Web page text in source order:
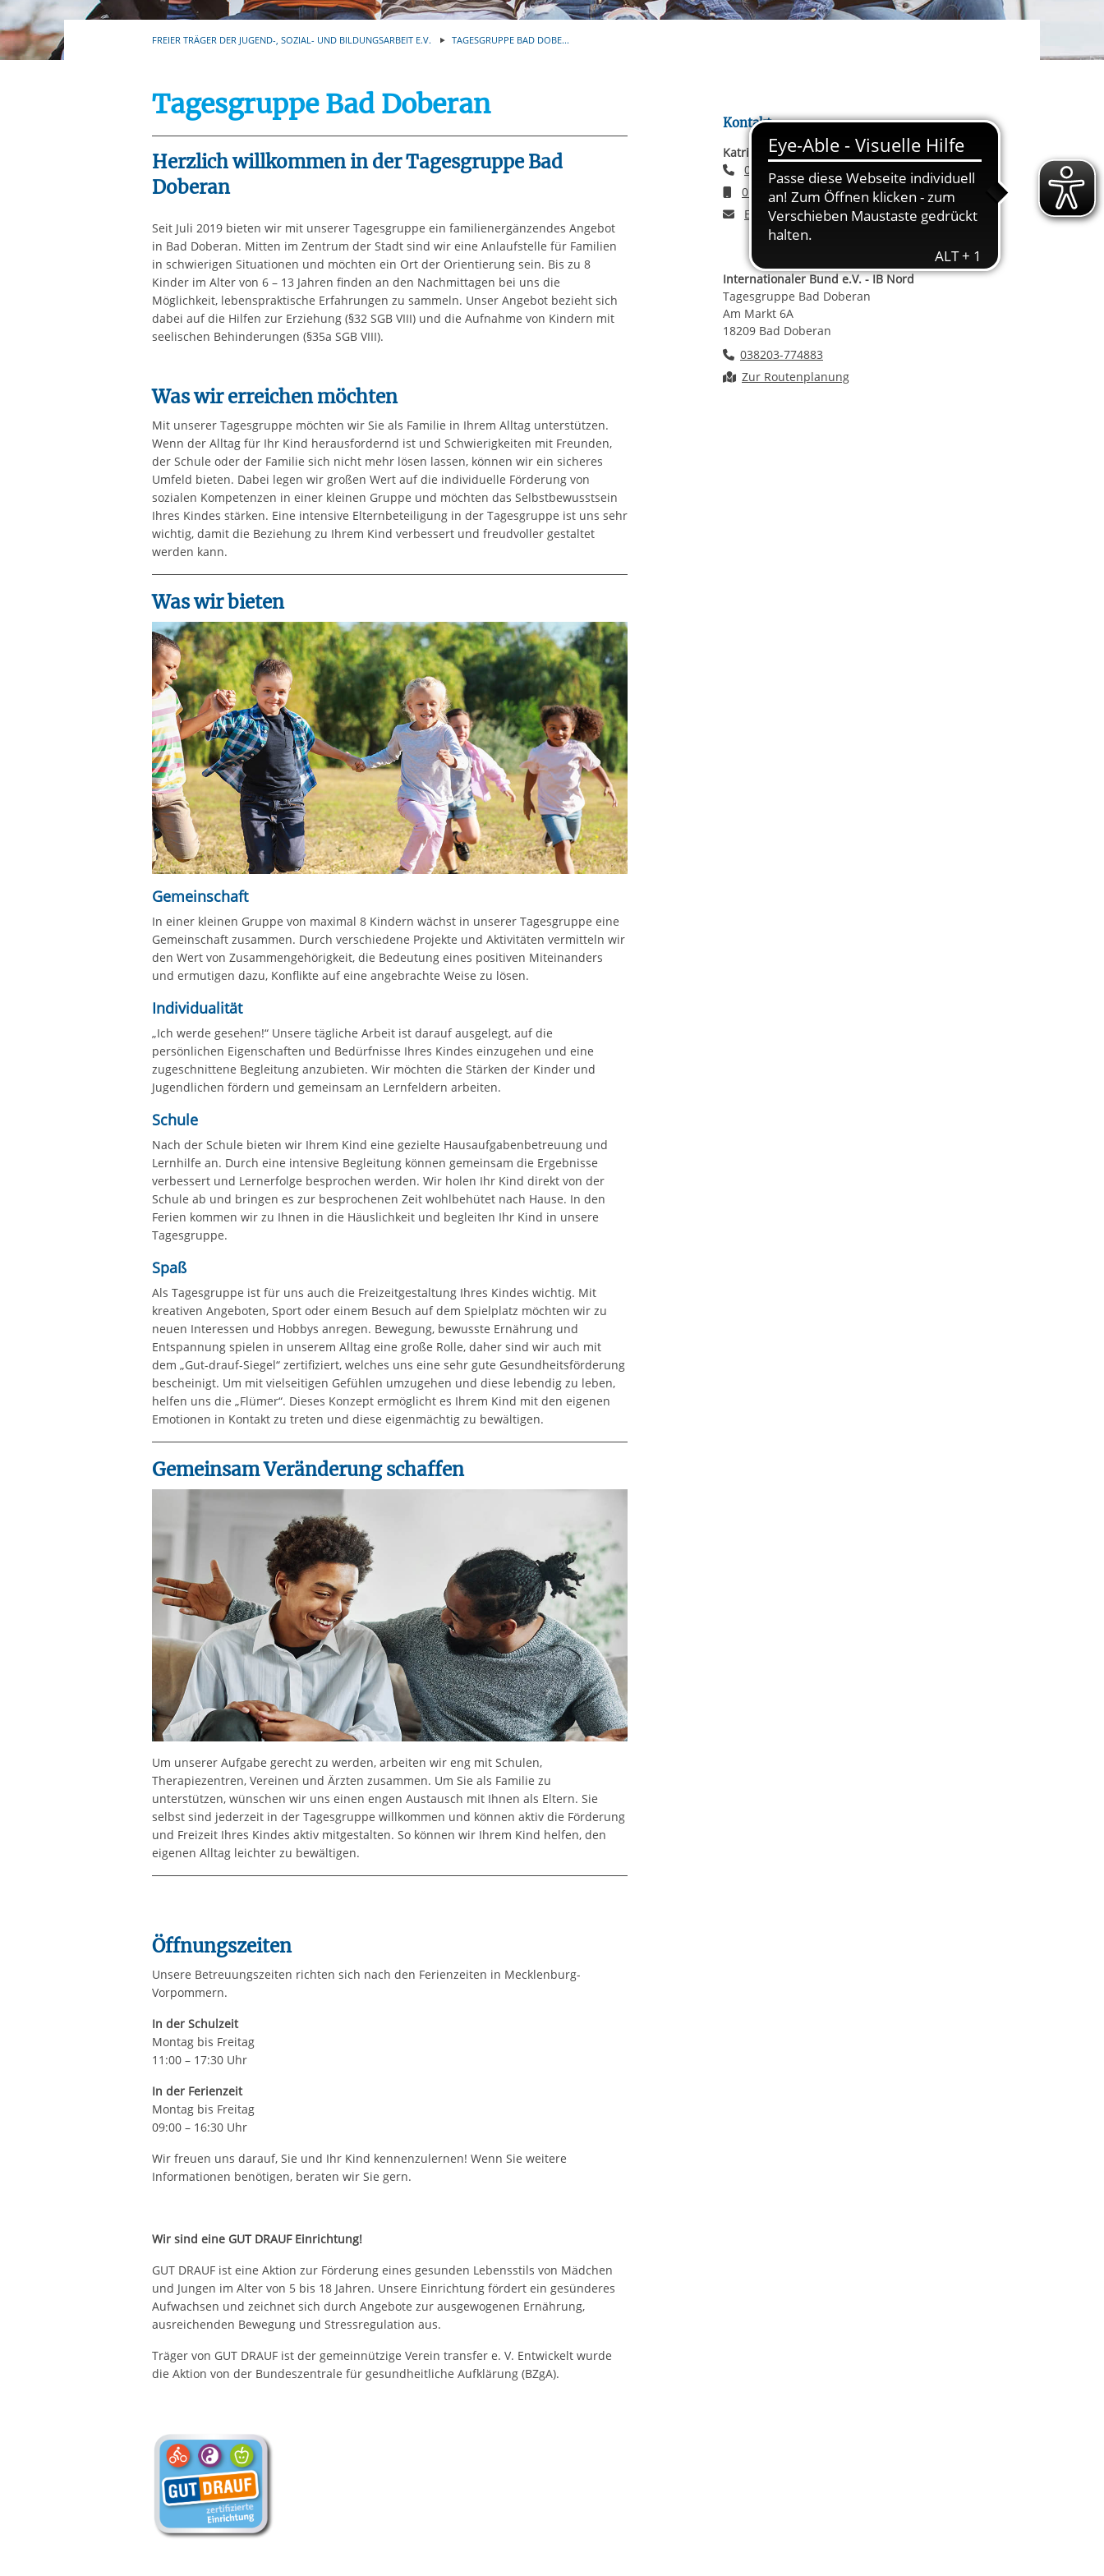
Ihre etwaige Einwilligung erstreckt sich nicht auf notwendige Cookies, die erforderlich zur Bereitstellung
aufgrund berechtigter Interessen und daher unabhängig von einer Einwilligung.
Automatische Wiedergabe starten/stoppen
FREIER TRÄGER DER JUGEND-, SOZIAL- UND BILDUNGSARBEIT E.V. TAGESGRUPPE BAD DOBE...
Tagesgruppe Bad Doberan
Herzlich willkommen in der Tagesgruppe Bad
Doberan
Seit Juli 2019 bieten wir mit unserer Tagesgruppe ein familienergänzendes Angebot
in Bad Doberan. Mitten im Zentrum der Stadt sind wir eine Anlaufstelle für Familien
in schwierigen Situationen und möchten ein Ort der Orientierung sein. Bis zu 8
Kinder im Alter von 6 – 13 Jahren finden an den Nachmittagen bei uns die
Möglichkeit, lebenspraktische Erfahrungen zu sammeln. Unser Angebot bezieht sich
dabei auf die Hilfen zur Erziehung (§32 SGB VIII) und die Aufnahme von Kindern mit
seelischen Behinderungen (§35a SGB VIII).
Was wir erreichen möchten
Mit unserer Tagesgruppe möchten wir Sie als Familie in Ihrem Alltag unterstützen.
Wenn der Alltag für Ihr Kind herausfordernd ist und Schwierigkeiten mit Freunden,
der Schule oder der Familie sich nicht mehr lösen lassen, können wir ein sicheres
Umfeld bieten. Dabei legen wir großen Wert auf die individuelle Förderung von
sozialen Kompetenzen in einer kleinen Gruppe und möchten das Selbstbewusstsein
Ihres Kindes stärken. Eine intensive Elternbeteiligung in der Tagesgruppe ist uns sehr
wichtig, damit die Beziehung zu Ihrem Kind verbessert und freudvoller gestaltet
werden kann.
Was wir bieten
Gemeinschaft
In einer kleinen Gruppe von maximal 8 Kindern wächst in unserer Tagesgruppe eine
Gemeinschaft zusammen. Durch verschiedene Projekte und Aktivitäten vermitteln wir
den Wert von Zusammengehörigkeit, die Bedeutung eines positiven Miteinanders
und ermutigen dazu, Konflikte auf eine angebrachte Weise zu lösen.
Individualität
„Ich werde gesehen!“ Unsere tägliche Arbeit ist darauf ausgelegt, auf die
persönlichen Eigenschaften und Bedürfnisse Ihres Kindes einzugehen und eine
zugeschnittene Begleitung anzubieten. Wir möchten die Stärken der Kinder und
Jugendlichen fördern und gemeinsam an Lernfeldern arbeiten.
Schule
Nach der Schule bieten wir Ihrem Kind eine gezielte Hausaufgabenbetreuung und
Lernhilfe an. Durch eine intensive Begleitung können gemeinsam die Ergebnisse
verbessert und Lernerfolge besprochen werden. Wir holen Ihr Kind direkt von der
Schule ab und bringen es zur besprochenen Zeit wohlbehütet nach Hause. In den
Ferien kommen wir zu Ihnen in die Häuslichkeit und begleiten Ihr Kind in unsere
Tagesgruppe.
Spaß
Als Tagesgruppe ist für uns auch die Freizeitgestaltung Ihres Kindes wichtig. Mit
kreativen Angeboten, Sport oder einem Besuch auf dem Spielplatz möchten wir zu
neuen Interessen und Hobbys anregen. Bewegung, bewusste Ernährung und
Entspannung spielen in unserem Alltag eine große Rolle, daher sind wir auch mit
dem „Gut-drauf-Siegel“ zertifiziert, welches uns eine sehr gute Gesundheitsförderung
bescheinigt. Um mit vielseitigen Gefühlen umzugehen und diese lebendig zu leben,
helfen uns die „Flümer“. Dieses Konzept ermöglicht es Ihrem Kind mit den eigenen
Emotionen in Kontakt zu treten und diese eigenmächtig zu bewältigen.
Gemeinsam Veränderung schaffen
Um unserer Aufgabe gerecht zu werden, arbeiten wir eng mit Schulen,
Therapiezentren, Vereinen und Ärzten zusammen. Um Sie als Familie zu
unterstützen, wünschen wir uns einen engen Austausch mit Ihnen als Eltern. Sie
selbst sind jederzeit in der Tagesgruppe willkommen und können aktiv die Förderung
und Freizeit Ihres Kindes aktiv mitgestalten. So können wir Ihrem Kind helfen, den
eigenen Alltag leichter zu bewältigen.
Öffnungszeiten
Unsere Betreuungszeiten richten sich nach den Ferienzeiten in Mecklenburg-
Vorpommern.
In der Schulzeit
Montag bis Freitag
11:00 – 17:30 Uhr
In der Ferienzeit
Montag bis Freitag
09:00 – 16:30 Uhr
Wir freuen uns darauf, Sie und Ihr Kind kennenzulernen! Wenn Sie weitere
Informationen benötigen, beraten wir Sie gern.
Wir sind eine GUT DRAUF Einrichtung!
GUT DRAUF ist eine Aktion zur Förderung eines gesunden Lebensstils von Mädchen
und Jungen im Alter von 5 bis 18 Jahren. Unsere Einrichtung fördert ein gesünderes
Aufwachsen und zeichnet sich durch Angebote zur ausgewogenen Ernährung,
ausreichenden Bewegung und Stressregulation aus.
Träger von GUT DRAUF ist der gemeinnützige Verein transfer e. V. Entwickelt wurde
die Aktion von der Bundeszentrale für gesundheitliche Aufklärung (BZgA).
Kontakt
Katrin Fischer
Telefonnummer
038203 774883
Email senden
0 1578 5161195
E-Mail an Katrin Fischer
E-Mail schreiben
Internationaler Bund e.V. - IB Nord
Tagesgruppe Bad Doberan
Am Markt 6A
18209 Bad Doberan
Telefonnummer
038203-774883
Route planen
Zur Routenplanung